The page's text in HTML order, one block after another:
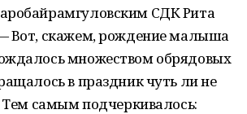
СДК Рита
Вот, скажем, рождение малыша
множеством обрядовых
в праздник чуть ли не
Тем самым подчеркивалось: